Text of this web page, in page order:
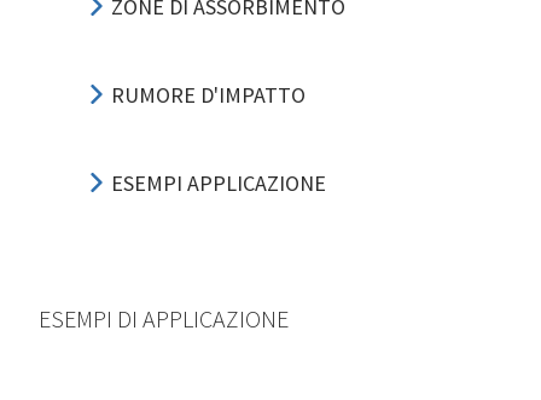
ZONE DI ASSORBIMENTO
RUMORE D'IMPATTO
ESEMPI APPLICAZIONE
ESEMPI DI APPLICAZIONE